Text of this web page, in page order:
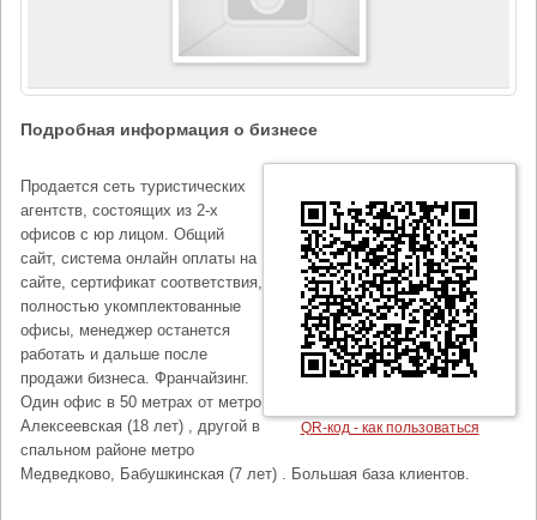
Подробная информация о бизнесе
QR-код - как пользоваться
Продается сеть туристических
агентств, состоящих из 2-х
офисов с юр лицом. Общий
сайт, система онлайн оплаты на
сайте, сертификат соответствия,
полностью укомплектованные
офисы, менеджер останется
работать и дальше после
продажи бизнеса. Франчайзинг.
Один офис в 50 метрах от метро
Алексеевская (18 лет) , другой в
спальном районе метро
Медведково, Бабушкинская (7 лет) . Большая база клиентов.